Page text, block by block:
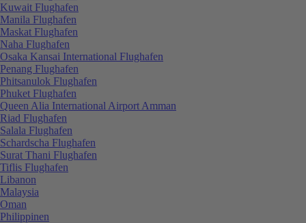
Kuwait Flughafen
Manila Flughafen
Maskat Flughafen
Naha Flughafen
Osaka Kansai International Flughafen
Penang Flughafen
Phitsanulok Flughafen
Phuket Flughafen
Queen Alia International Airport Amman
Riad Flughafen
Salala Flughafen
Schardscha Flughafen
Surat Thani Flughafen
Tiflis Flughafen
Libanon
Malaysia
Oman
Philippinen